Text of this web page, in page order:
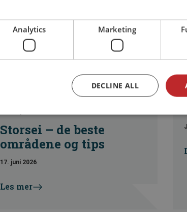
Storsei – de beste
områdene og tips
17. juni 2026
Les mer
Analytics Marketing
DECLINE ALL